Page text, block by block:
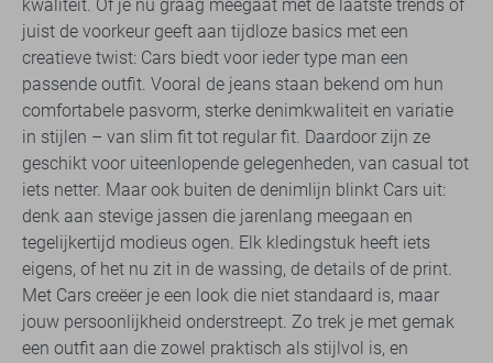
kwaliteit. Of je nu graag meegaat met de laatste trends of
juist de voorkeur geeft aan tijdloze basics met een
creatieve twist: Cars biedt voor ieder type man een
passende outfit. Vooral de jeans staan bekend om hun
comfortabele pasvorm, sterke denimkwaliteit en variatie
in stijlen – van slim fit tot regular fit. Daardoor zijn ze
geschikt voor uiteenlopende gelegenheden, van casual tot
iets netter. Maar ook buiten de denimlijn blinkt Cars uit:
denk aan stevige jassen die jarenlang meegaan en
tegelijkertijd modieus ogen. Elk kledingstuk heeft iets
eigens, of het nu zit in de wassing, de details of de print.
Met Cars creëer je een look die niet standaard is, maar
jouw persoonlijkheid onderstreept. Zo trek je met gemak
een outfit aan die zowel praktisch als stijlvol is, en